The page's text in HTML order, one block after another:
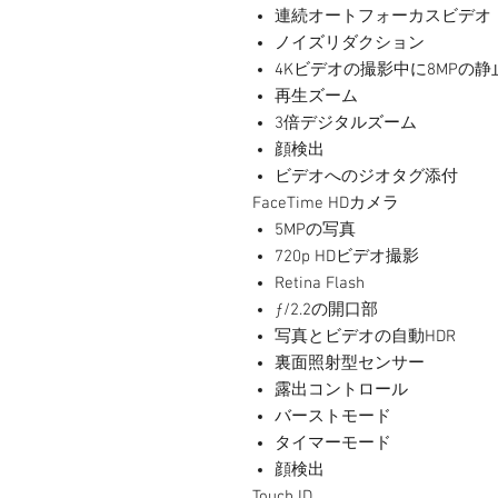
連続オートフォーカスビデオ
ノイズリダクション
4Kビデオの撮影中に8MPの静
再生ズーム
3倍デジタルズーム
顔検出
ビデオへのジオタグ添付
FaceTime HDカメラ
5MPの写真
720p HDビデオ撮影
Retina Flash
ƒ/2.2の開口部
写真とビデオの自動HDR
裏面照射型センサー
露出コントロール
バーストモード
タイマーモード
顔検出